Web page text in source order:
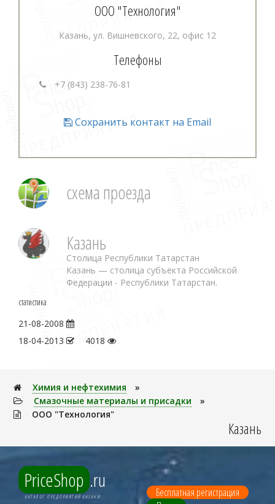
ООО "Технология"
Казань, ул. Вишневского, 22, офис 12
Телефоны
+7 (843) 238-76-81
Сохранить контакт на Email
схема проезда
Казань
Столица Республики Татарстан
Казань — столица субъекта Российской
Федерации - Республики Татарстан.
статистика
21-08-2008
18-04-2013
4018
Химия и нефтехимия
»
Смазочные материалы и присадки
»
ООО "Технология"
Казань
PriceShop .ru
КАТАЛОГ ПРЕДПРИЯТИЙ КАЗАНИ
Бесплатная регистрация